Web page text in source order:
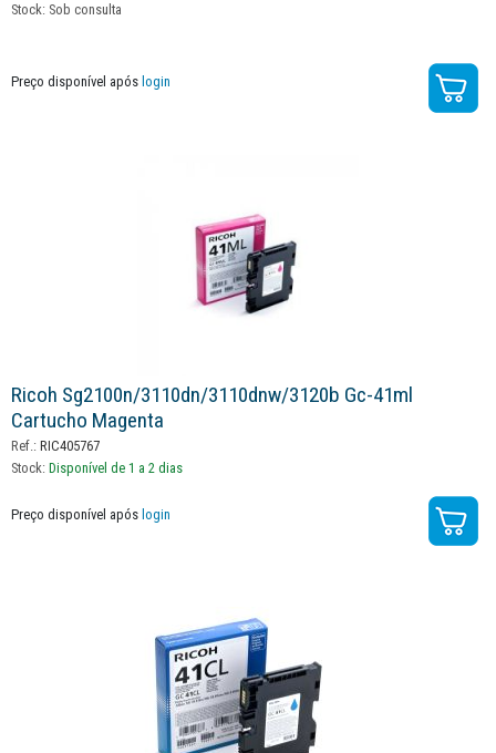
Stock: Sob consulta
Preço disponível após login
Ricoh Sg2100n/3110dn/3110dnw/3120b Gc-41ml
Cartucho Magenta
Ref.: RIC405767
Stock: Disponível de 1 a 2 dias
Preço disponível após login